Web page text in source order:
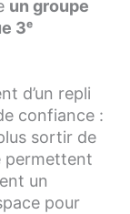
un groupe
3ᵉ
d’un repli
confiance :
sortir de
permettent
un
pour